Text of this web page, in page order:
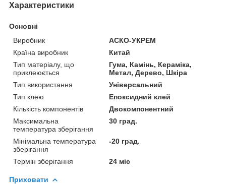
Характеристики
Основні
Виробник
АСКО-УКРЕМ
Країна виробник
Китай
Тип матеріалу, що
приклеюється
Гума, Камінь, Кераміка,
Метал, Дерево, Шкіра
Тип використання
Універсальний
Тип клею
Епоксидний клей
Кількість компонентів
Двокомпонентний
Максимальна
температура зберігання
30 град.
Мінімальна температура
зберігання
-20 град.
Термін зберігання 24 міс
Приховати